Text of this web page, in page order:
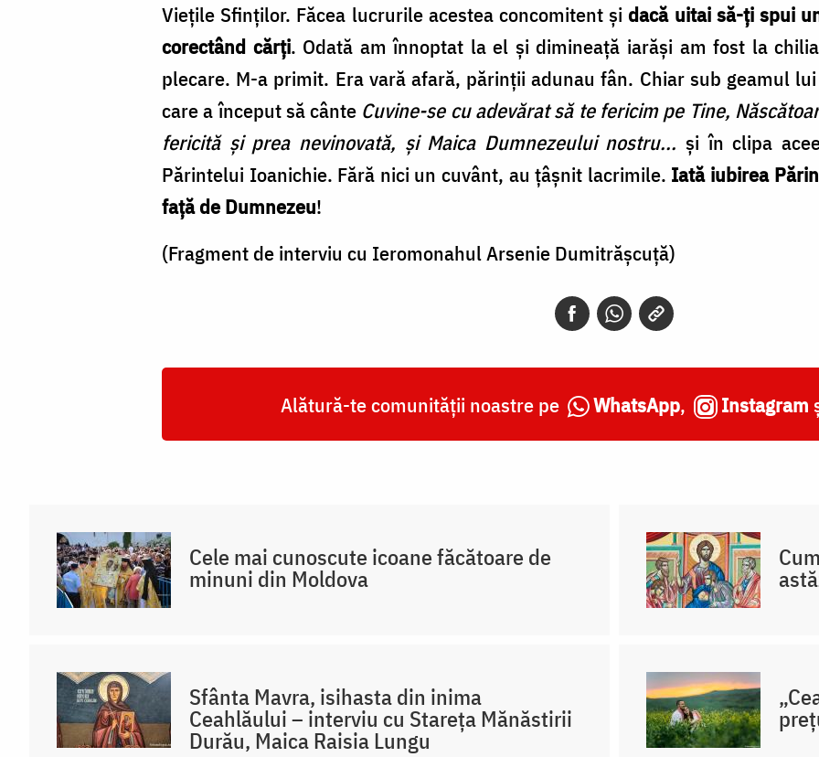
Vieţile Sfinţilor. Făcea lucrurile acestea concomitent și dacă uitai să-ţi spui
corectând cărţi. Odată am înnoptat la el şi dimineaţă iarăşi am fost la
plecare. M-a primit. Era vară afară, părinţii adunau fân. Chiar sub geamul
care a început să cânte Cuvine-se cu adevărat să te fericim pe Tine,
fericită şi prea nevinovată, şi Maica Dumnezeului nostru... şi în clipa
Părintelui Ioanichie. Fără nici un cuvânt, au ţâşnit lacrimile. Iată iubirea
faţă de Dumnezeu!
(Fragment de interviu cu Ieromonahul Arsenie Dumitrășcuță)
Alătură-te comunității noastre pe WhatsApp, Instagram
Cele mai cunoscute icoane făcătoare de
minuni din Moldova
Sfânta Mavra, isihasta din inima
Ceahlăului – interviu cu Stareța Mănăstirii
Durău, Maica Raisia Lungu